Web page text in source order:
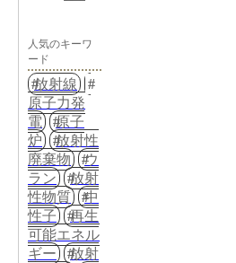
人気のキーワ
ード
放射線
原子力発
電
原子
炉
放射性
廃棄物
ウ
ラン
放射
性物質
中
性子
再生
可能エネル
ギー
放射